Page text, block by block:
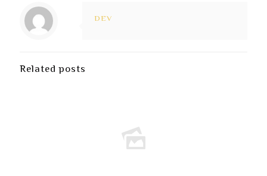
DEV
Related posts